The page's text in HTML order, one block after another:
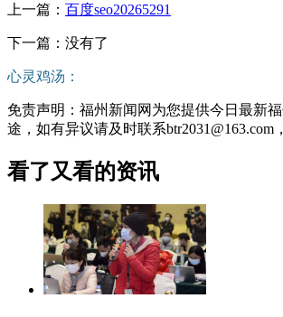
上一篇： 百度seo20265291
下一篇：没有了
心灵鸡汤：
免责声明：福州新闻网为您提供今日最新
途，如有异议请及时联系btr2031@163.com
看了又看的资讯